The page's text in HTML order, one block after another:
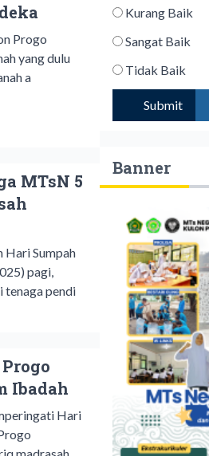
Progo
yang dulu
a
MTsN 5
Hari Sumpah
pagi,
tenaga pendi
Ibadah
Hari
Kurang Baik
Sangat Baik
Tidak Baik
Submit
Banner